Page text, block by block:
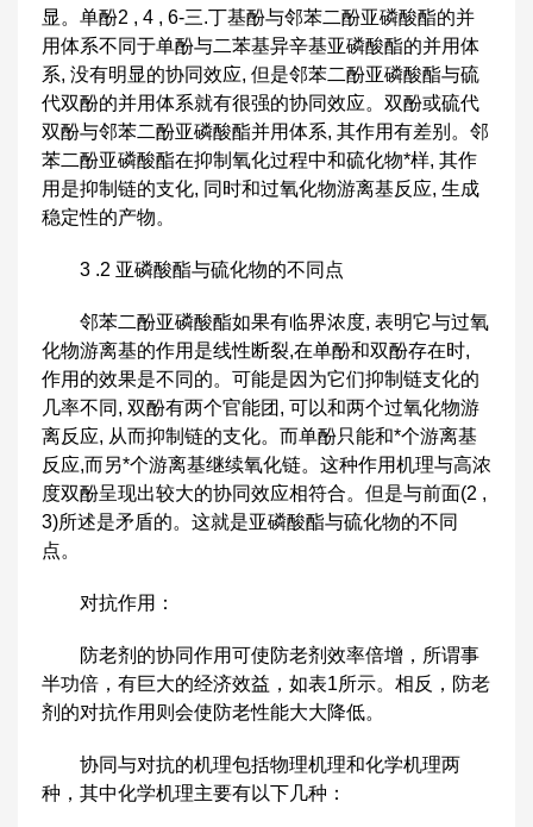
显。单酚2 , 4 , 6-三.丁基酚与邻苯二酚亚磷酸酯的并
用体系不同于单酚与二苯基异辛基亚磷酸酯的并用体
系, 没有明显的协同效应, 但是邻苯二酚亚磷酸酯与硫
代双酚的并用体系就有很强的协同效应。双酚或硫代
双酚与邻苯二酚亚磷酸酯并用体系, 其作用有差别。邻
苯二酚亚磷酸酯在抑制氧化过程中和硫化物*样, 其作
用是抑制链的支化, 同时和过氧化物游离基反应, 生成
稳定性的产物。
3 .2 亚磷酸酯与硫化物的不同点
邻苯二酚亚磷酸酯如果有临界浓度, 表明它与过氧
化物游离基的作用是线性断裂,在单酚和双酚存在时,
作用的效果是不同的。可能是因为它们抑制链支化的
几率不同, 双酚有两个官能团, 可以和两个过氧化物游
离反应, 从而抑制链的支化。而单酚只能和*个游离基
反应,而另*个游离基继续氧化链。这种作用机理与高浓
度双酚呈现出较大的协同效应相符合。但是与前面(2 ,
3)所述是矛盾的。这就是亚磷酸酯与硫化物的不同
点。
对抗作用：
防老剂的协同作用可使防老剂效率倍增，所谓事
半功倍，有巨大的经济效益，如表1所示。相反，防老
剂的对抗作用则会使防老性能大大降低。
协同与对抗的机理包括物理机理和化学机理两
种，其中化学机理主要有以下几种：